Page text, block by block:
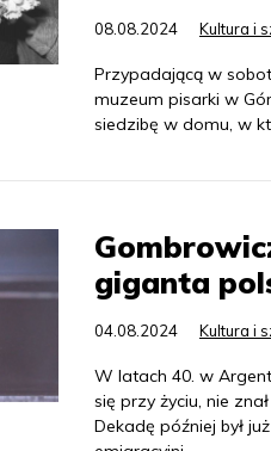
08.08.2024 Kultura i
Przypadającą w
muzeum pisarki w
siedzibę w domu, w
giganta
04.08.2024 Kultura i
W latach 40. w
się przy życiu, nie
Dekadę później był